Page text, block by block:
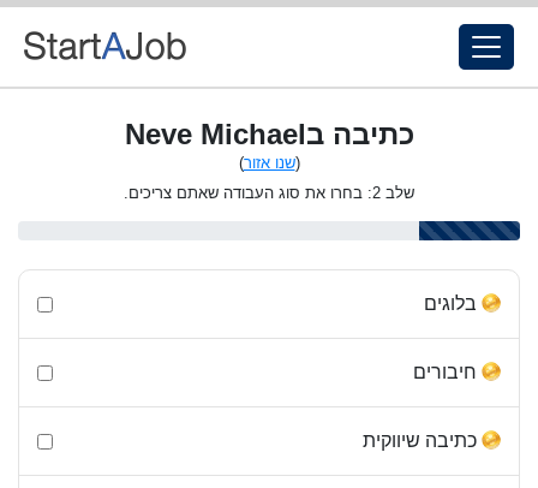
כתיבה בNeve Michael
(שנו אזור)
שלב 2: בחרו את סוג העבודה שאתם צריכים.
בלוגים
חיבורים
כתיבה שיווקית